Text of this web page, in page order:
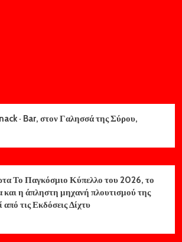
· Bar, στον Γαλησσά της Σύρου,
Το Παγκόσμιο Κύπελλο του 2026, το
και η άπληστη μηχανή πλουτισμού της
τις Εκδόσεις Δίχτυ